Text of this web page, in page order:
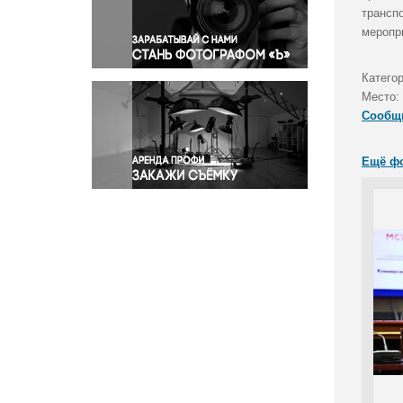
Правосудие
Происшествия и конфликты
Религия
Светская жизнь
Спорт
Экология
Экономика и бизнес
Место:
Ещё